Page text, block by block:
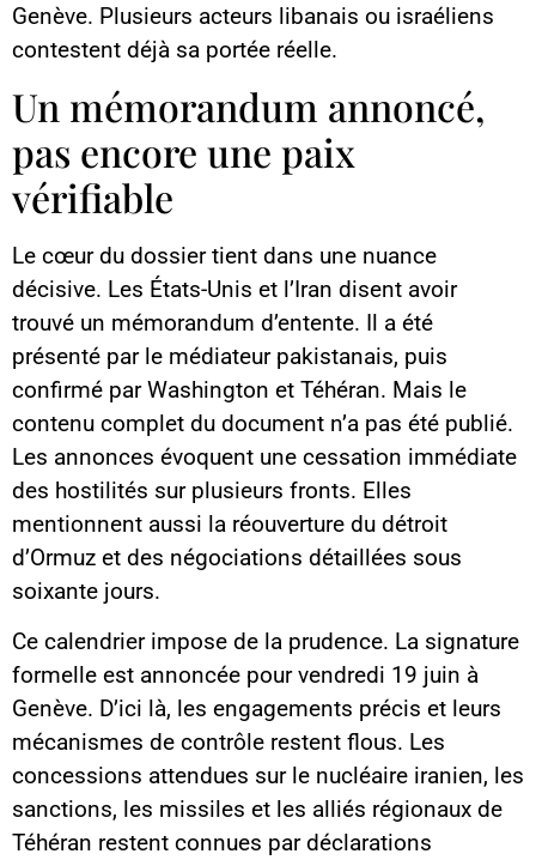
Genève. Plusieurs acteurs libanais ou israéliens
contestent déjà sa portée réelle.
Un mémorandum annoncé,
pas encore une paix
vérifiable
Le cœur du dossier tient dans une nuance
décisive. Les États-Unis et l’Iran disent avoir
trouvé un mémorandum d’entente. Il a été
présenté par le médiateur pakistanais, puis
confirmé par Washington et Téhéran. Mais le
contenu complet du document n’a pas été publié.
Les annonces évoquent une cessation immédiate
des hostilités sur plusieurs fronts. Elles
mentionnent aussi la réouverture du détroit
d’Ormuz et des négociations détaillées sous
soixante jours.
Ce calendrier impose de la prudence. La signature
formelle est annoncée pour vendredi 19 juin à
Genève. D’ici là, les engagements précis et leurs
mécanismes de contrôle restent flous. Les
concessions attendues sur le nucléaire iranien, les
sanctions, les missiles et les alliés régionaux de
Téhéran restent connues par déclarations